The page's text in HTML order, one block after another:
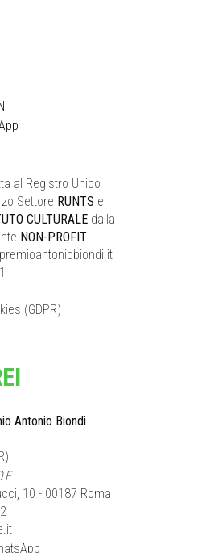
al Registro Unico
Settore RUNTS e
CULTURALE dalla
NON-PROFIT
(GDPR)
Antonio Biondi
10 - 00187 Roma